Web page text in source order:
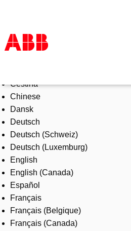
Products & Solutions
Industries
Services
About us
Where to buy
Contact us
Careers
Čeština
Chinese
Dansk
Deutsch
Deutsch (Schweiz)
Deutsch (Luxemburg)
English
English (Canada)
Español
Français
Français (Belgique)
Français (Canada)